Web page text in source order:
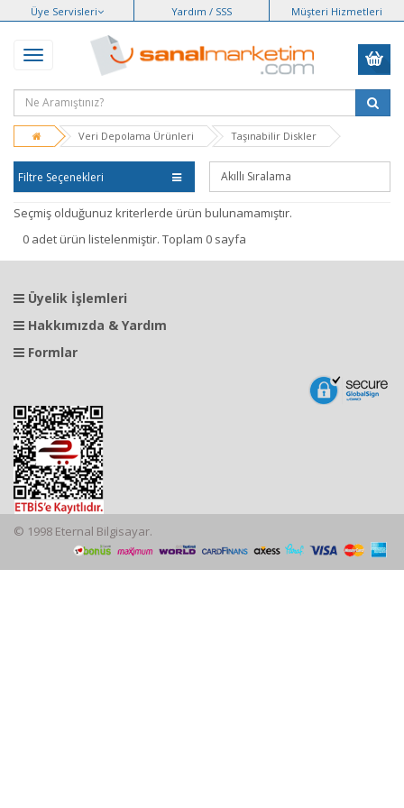
Üye Servisleri Yardım / SSS Müşteri Hizmetleri
Veri Depolama Ürünleri Taşınabilir Diskler
Filtre Seçenekleri
Seçmiş olduğunuz kriterlerde ürün bulunamamıştır.
0 adet ürün listelenmiştir. Toplam 0 sayfa
Üyelik İşlemleri
Hakkımızda & Yardım
Formlar
© 1998 Eternal Bilgisayar.